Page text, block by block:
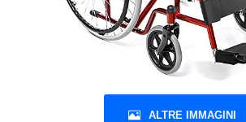
ALTRE IMMAGINI